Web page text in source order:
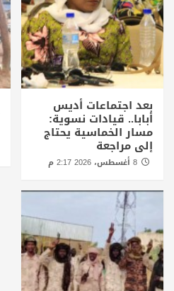
بعد اجتماعات أديس
أبابا.. قيادات نسوية:
مسار الخماسية يحتاج
إلى مراجعة